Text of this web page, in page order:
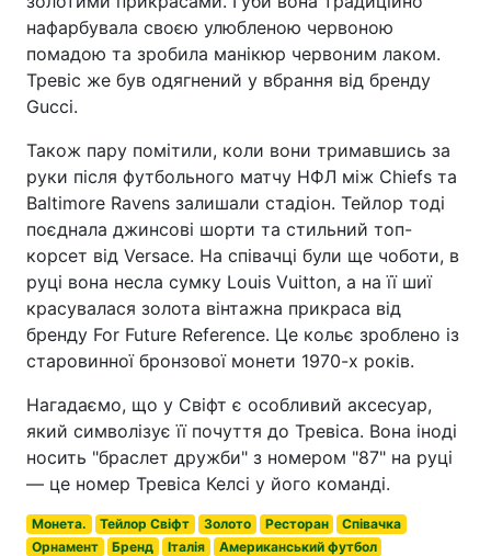
нафарбувала своєю улюбленою червоною
помадою та зробила манікюр червоним лаком.
Тревіс же був одягнений у вбрання від бренду
Gucci.
Також пару помітили, коли вони тримавшись за
руки після футбольного матчу НФЛ між Chiefs та
Baltimore Ravens залишали стадіон. Тейлор тоді
поєднала джинсові шорти та стильний топ-
корсет від Versace. На співачці були ще чоботи, в
руці вона несла сумку Louis Vuitton, а на її шиї
красувалася золота вінтажна прикраса від
бренду For Future Reference. Це кольє зроблено із
старовинної бронзової монети 1970-х років.
Нагадаємо, що у Свіфт є особливий аксесуар,
який символізує її почуття до Тревіса. Вона іноді
носить "браслет дружби" з номером "87" на руці
— це номер Тревіса Келсі у його команді.
Монета. Тейлор Свіфт Золото Ресторан
Співачка
Орнамент
Бренд Італія
Американський футбол